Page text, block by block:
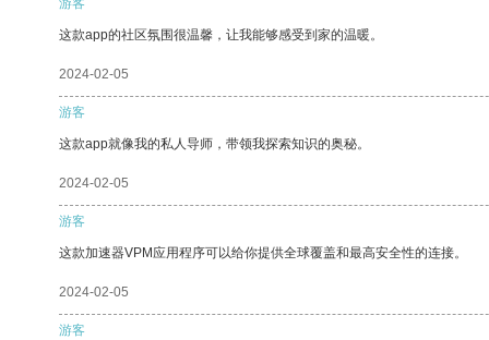
游客
这款app的社区氛围很温馨，让我能够感受到家的温暖。
2024-02-05
游客
这款app就像我的私人导师，带领我探索知识的奥秘。
2024-02-05
游客
这款加速器VPM应用程序可以给你提供全球覆盖和最高安全性的连接。
2024-02-05
游客